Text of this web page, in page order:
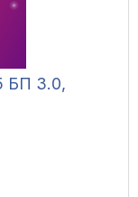
БП 3.0,